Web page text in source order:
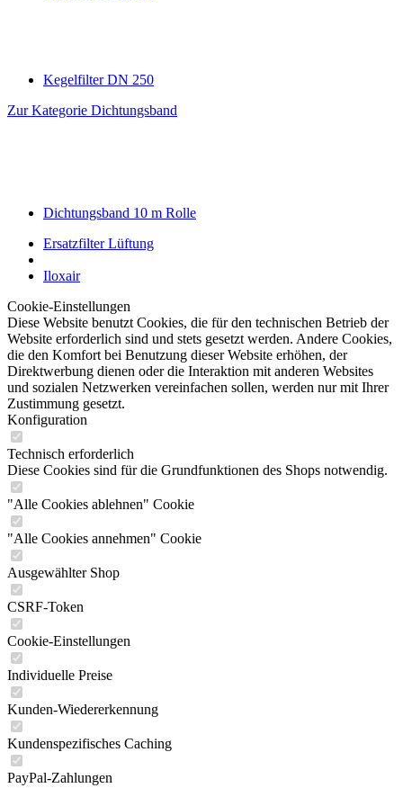
Kegelfilter DN 250
Zur Kategorie Dichtungsband
Dichtungsband 10 m Rolle
Ersatzfilter Lüftung
Iloxair
Cookie-Einstellungen
Diese Website benutzt Cookies, die für den technischen Betrieb der
Website erforderlich sind und stets gesetzt werden. Andere Cookies,
die den Komfort bei Benutzung dieser Website erhöhen, der
Direktwerbung dienen oder die Interaktion mit anderen Websites
und sozialen Netzwerken vereinfachen sollen, werden nur mit Ihrer
Zustimmung gesetzt.
Konfiguration
Technisch erforderlich
Diese Cookies sind für die Grundfunktionen des Shops notwendig.
"Alle Cookies ablehnen" Cookie
"Alle Cookies annehmen" Cookie
Ausgewählter Shop
CSRF-Token
Cookie-Einstellungen
Individuelle Preise
Kunden-Wiedererkennung
Kundenspezifisches Caching
PayPal-Zahlungen